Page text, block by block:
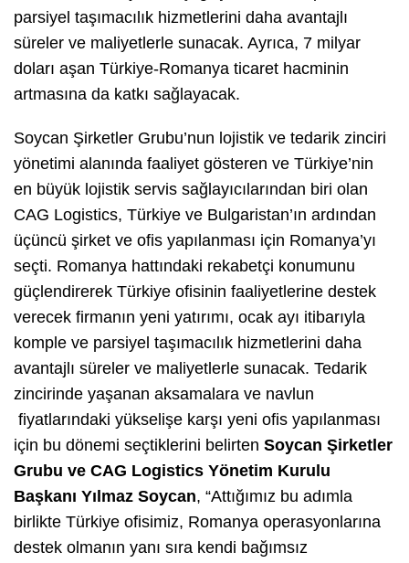
parsiyel taşımacılık hizmetlerini daha avantajlı
süreler ve maliyetlerle sunacak. Ayrıca, 7 milyar
doları aşan Türkiye-Romanya ticaret hacminin
artmasına da katkı sağlayacak.
Soycan Şirketler Grubu’nun lojistik ve tedarik zinciri
yönetimi alanında faaliyet gösteren ve Türkiye’nin
en büyük lojistik servis sağlayıcılarından biri olan
CAG Logistics, Türkiye ve Bulgaristan’ın ardından
üçüncü şirket ve ofis yapılanması için Romanya’yı
seçti. Romanya hattındaki rekabetçi konumunu
güçlendirerek Türkiye ofisinin faaliyetlerine destek
verecek firmanın yeni yatırımı, ocak ayı itibarıyla
komple ve parsiyel taşımacılık hizmetlerini daha
avantajlı süreler ve maliyetlerle sunacak. Tedarik
zincirinde yaşanan aksamalara ve navlun
fiyatlarındaki yükselişe karşı yeni ofis yapılanması
için bu dönemi seçtiklerini belirten Soycan Şirketler
Grubu ve CAG Logistics Yönetim Kurulu
Başkanı Yılmaz Soycan, “Attığımız bu adımla
birlikte Türkiye ofisimiz, Romanya operasyonlarına
destek olmanın yanı sıra kendi bağımsız